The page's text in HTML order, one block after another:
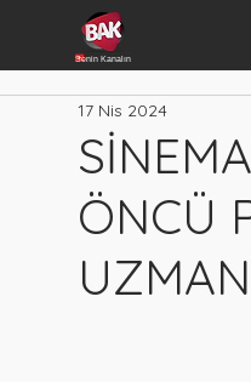
Senin Kanalın
ÖNCÜ
17 Nis 2024